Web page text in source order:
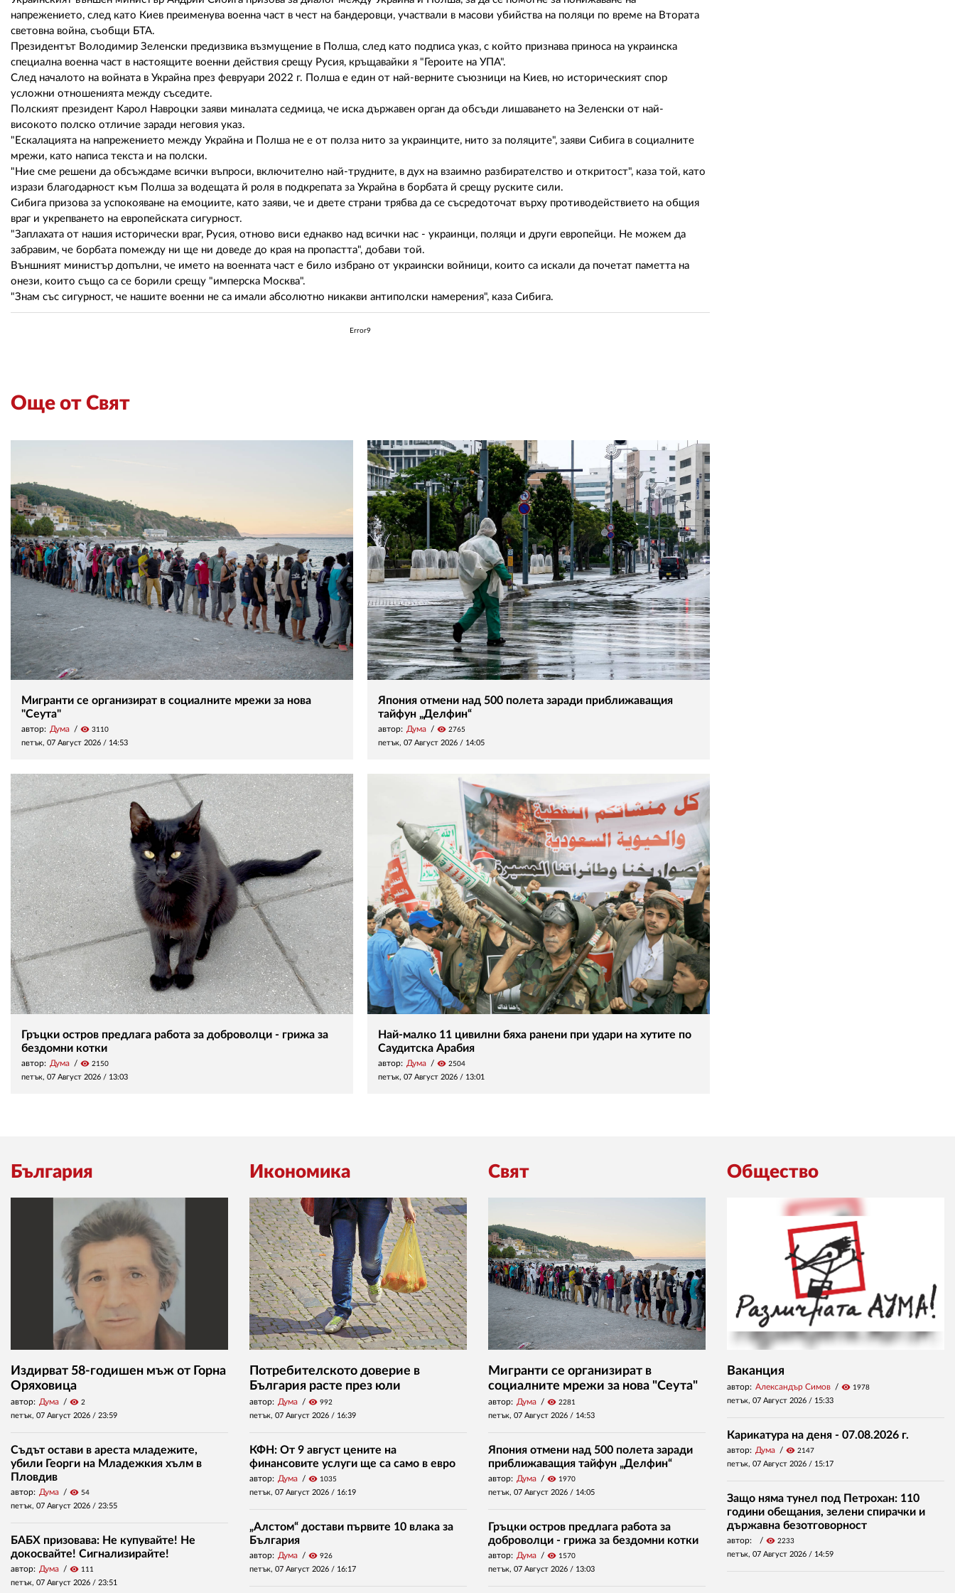
напрежението, след като Киев преименува военна част в чест на бандеровци, участвали в масови убийства на поляци по време на Втората
световна война, съобщи БТА.
Президентът Володимир Зеленски предизвика възмущение в Полша, след като подписа указ, с който признава приноса на украинска
специална военна част в настоящите военни действия срещу Русия, кръщавайки я "Героите на УПА".
След началото на войната в Украйна през февруари 2022 г. Полша е един от най-верните съюзници на Киев, но историческият спор
усложни отношенията между съседите.
Полският президент Карол Навроцки заяви миналата седмица, че иска държавен орган да обсъди лишаването на Зеленски от най-
високото полско отличие заради неговия указ.
"Ескалацията на напрежението между Украйна и Полша не е от полза нито за украинците, нито за поляците", заяви Сибига в социалните
мрежи, като написа текста и на полски.
"Ние сме решени да обсъждаме всички въпроси, включително най-трудните, в дух на взаимно разбирателство и откритост", каза той, като
изрази благодарност към Полша за водещата й роля в подкрепата за Украйна в борбата й срещу руските сили.
Сибига призова за успокояване на емоциите, като заяви, че и двете страни трябва да се съсредоточат върху противодействието на общия
враг и укрепването на европейската сигурност.
"Заплахата от нашия исторически враг, Русия, отново виси еднакво над всички нас - украинци, поляци и други европейци. Не можем да
забравим, че борбата помежду ни ще ни доведе до края на пропастта", добави той.
Външният министър допълни, че името на военната част е било избрано от украински войници, които са искали да почетат паметта на
онези, които също са се борили срещу "имперска Москва".
"Знам със сигурност, че нашите военни не са имали абсолютно никакви антиполски намерения", каза Сибига.
Error9
Още от Свят
Мигранти се организират в социалните мрежи за нова
"Сеута"
автор: Дума visibility 3110
петък, 07 Август 2026 / 14:53
Япония отмени над 500 полета заради приближаващия
тайфун „Делфин“
автор: Дума visibility 2765
петък, 07 Август 2026 / 14:05
Гръцки остров предлага работа за доброволци - грижа за
бездомни котки
автор: Дума visibility 2150
петък, 07 Август 2026 / 13:03
Най-малко 11 цивилни бяха ранени при удари на хутите по
Саудитска Арабия
автор: Дума visibility 2504
петък, 07 Август 2026 / 13:01
България
Издирват 58-годишен мъж от Горна
Оряховица
автор: Дума visibility 2
петък, 07 Август 2026 / 23:59
Съдът остави в ареста младежите,
убили Георги на Младежкия хълм в
Пловдив
автор: Дума visibility 54
петък, 07 Август 2026 / 23:55
БАБХ призовава: Не купувайте! Не
докосвайте! Сигнализирайте!
автор: Дума visibility 111
петък, 07 Август 2026 / 23:51
Икономика
Потребителското доверие в
България расте през юли
автор: Дума visibility 992
петък, 07 Август 2026 / 16:39
КФН: От 9 август цените на
финансовите услуги ще са само в евро
автор: Дума visibility 1035
петък, 07 Август 2026 / 16:19
„Алстом“ достави първите 10 влака за
България
автор: Дума visibility 926
петък, 07 Август 2026 / 16:17
Свят
Мигранти се организират в
социалните мрежи за нова "Сеута"
автор: Дума visibility 2281
петък, 07 Август 2026 / 14:53
Япония отмени над 500 полета заради
приближаващия тайфун „Делфин“
автор: Дума visibility 1970
петък, 07 Август 2026 / 14:05
Гръцки остров предлага работа за
доброволци - грижа за бездомни котки
автор: Дума visibility 1570
петък, 07 Август 2026 / 13:03
Общество
Ваканция
автор: Александър Симов visibility 1978
петък, 07 Август 2026 / 15:33
Карикатура на деня - 07.08.2026 г.
автор: Дума visibility 2147
петък, 07 Август 2026 / 15:17
Защо няма тунел под Петрохан: 110
години обещания, зелени спирачки и
държавна безотговорност
автор: visibility 2233
петък, 07 Август 2026 / 14:59